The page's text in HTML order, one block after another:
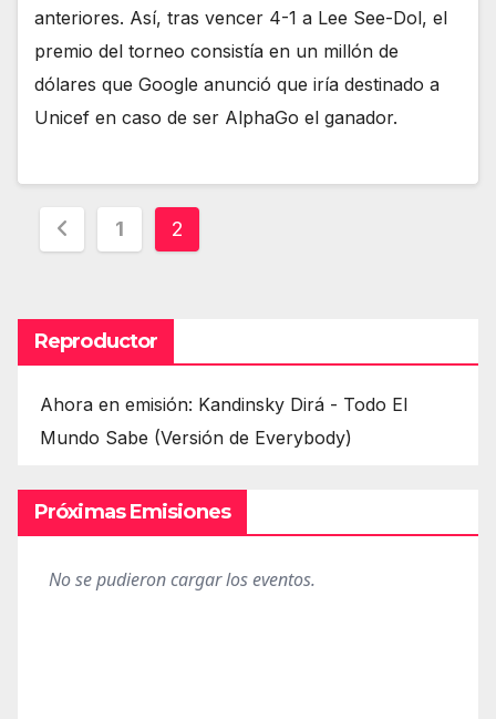
anteriores. Así, tras vencer 4-1 a Lee See-Dol, el
premio del torneo consistía en un millón de
dólares que Google anunció que iría destinado a
Unicef en caso de ser AlphaGo el ganador.
Paginación
entradas
1 2
Reproductor
Ahora en emisión: Kandinsky Dirá - Todo El
Mundo Sabe (Versión de Everybody)
Próximas Emisiones